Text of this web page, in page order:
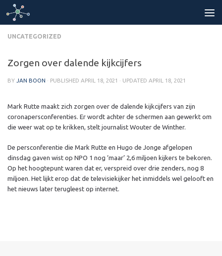
Skip to content
UNCATEGORIZED
Zorgen over dalende kijkcijfers
BY JAN BOON · PUBLISHED APRIL 18, 2021 · UPDATED APRIL 18, 2021
Mark Rutte maakt zich zorgen over de dalende kijkcijfers van zijn
coronapersconferenties. Er wordt achter de schermen aan gewerkt om
die weer wat op te krikken, stelt journalist Wouter de Winther.
De persconferentie die Mark Rutte en Hugo de Jonge afgelopen
dinsdag gaven wist op NPO 1 nog ‘maar’ 2,6 miljoen kijkers te bekoren.
Op het hoogtepunt waren dat er, verspreid over drie zenders, nog 8
miljoen. Het lijkt erop dat de televisiekijker het inmiddels wel gelooft en
het nieuws later terugleest op internet.